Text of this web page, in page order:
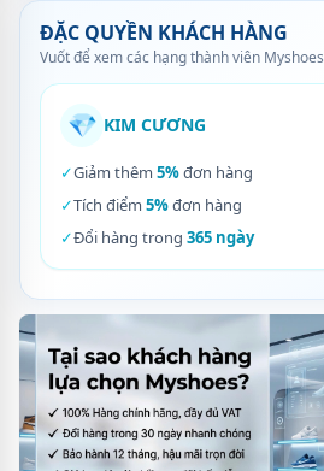
ĐẶC QUYỀN KHÁCH HÀNG
Vuốt để xem các hạng thành viên Myshoes
💎 KIM CƯƠNG
✓Giảm thêm 5%đơn hàng
✓Tích điểm 5%đơn hàng
✓Đổi hàng trong 365 ngày